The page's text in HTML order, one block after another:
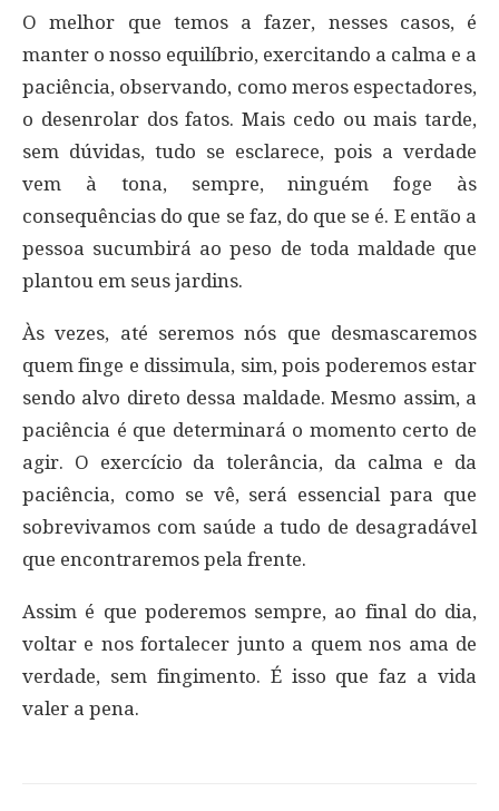
O melhor que temos a fazer, nesses casos, é
manter o nosso equilíbrio, exercitando a calma e a
paciência, observando, como meros espectadores,
o desenrolar dos fatos. Mais cedo ou mais tarde,
sem dúvidas, tudo se esclarece, pois a verdade
vem à tona, sempre, ninguém foge às
consequências do que se faz, do que se é. E então a
pessoa sucumbirá ao peso de toda maldade que
plantou em seus jardins.
Às vezes, até seremos nós que desmascaremos
quem finge e dissimula, sim, pois poderemos estar
sendo alvo direto dessa maldade. Mesmo assim, a
paciência é que determinará o momento certo de
agir. O exercício da tolerância, da calma e da
paciência, como se vê, será essencial para que
sobrevivamos com saúde a tudo de desagradável
que encontraremos pela frente.
Assim é que poderemos sempre, ao final do dia,
voltar e nos fortalecer junto a quem nos ama de
verdade, sem fingimento. É isso que faz a vida
valer a pena.